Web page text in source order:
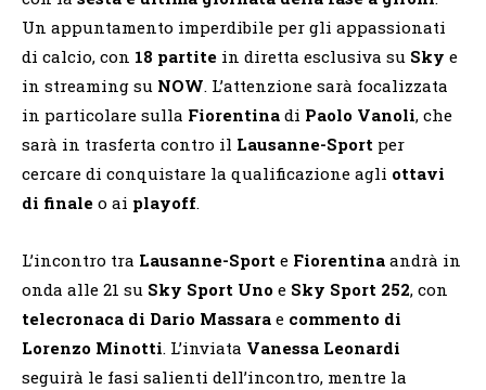
Un appuntamento imperdibile per gli appassionati
di calcio, con 18 partite in diretta esclusiva su Sky e
in streaming su NOW. L’attenzione sarà focalizzata
in particolare sulla Fiorentina di Paolo Vanoli, che
sarà in trasferta contro il Lausanne-Sport per
cercare di conquistare la qualificazione agli ottavi
di finale o ai playoff.
L’incontro tra Lausanne-Sport e Fiorentina andrà in
onda alle 21 su Sky Sport Uno e Sky Sport 252, con
telecronaca di Dario Massara e commento di
Lorenzo Minotti. L’inviata Vanessa Leonardi
seguirà le fasi salienti dell’incontro, mentre la